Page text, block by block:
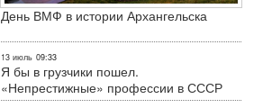
День ВМФ в истории Архангельска
13 июль 09:33
Я бы в грузчики пошел.
«Непрестижные» профессии в СССР